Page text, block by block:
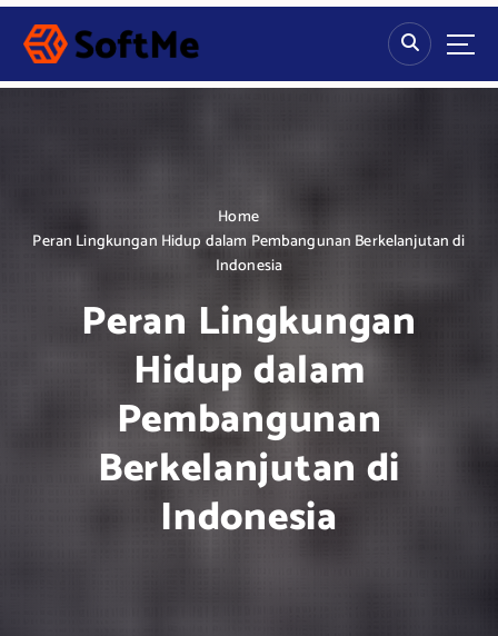
S
p
Home
Peran Lingkungan Hidup dalam Pembangunan Berkelanjutan di
Indonesia
Peran Lingkungan
Hidup dalam
Pembangunan
Berkelanjutan di
Indonesia